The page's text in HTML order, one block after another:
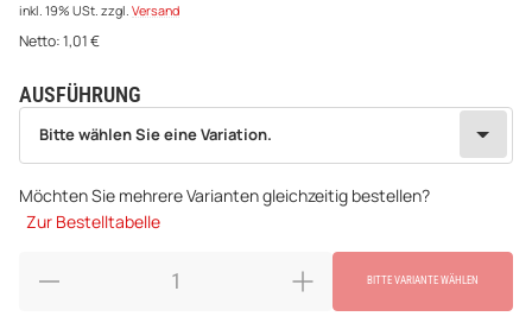
inkl. 19% USt. zzgl. Versand
Netto:1,01€
AUSFÜHRUNG
wählen
Bitte wählen Sie eine Variation.
Möchten Sie mehrere Varianten gleichzeitig bestellen?
Zur Bestelltabelle
BITTE VARIANTE WÄHLEN